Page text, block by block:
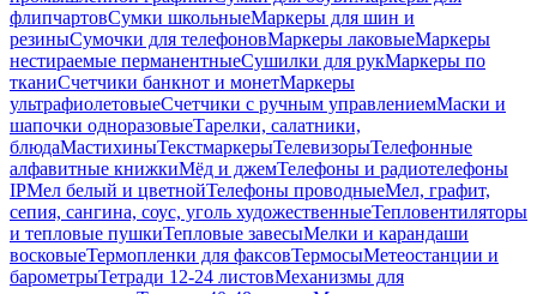
флипчартовСумки школьныеМаркеры для шин и
резиныСумочки для телефоновМаркеры лаковыеМаркеры
нестираемые перманентныеСушилки для рукМаркеры по
тканиСчетчики банкнот и монетМаркеры
ультрафиолетовыеСчетчики с ручным управлениемМаски и
шапочки одноразовыеТарелки, салатники,
блюдаМастихиныТекстмаркерыТелевизорыТелефонные
алфавитные книжкиМёд и джемТелефоны и радиотелефоны
IPМел белый и цветнойТелефоны проводныеМел, графит,
сепия, сангина, соус, уголь художественныеТепловентиляторы
и тепловые пушкиТепловые завесыМелки и карандаши
восковыеТермопленки для факсовТермосыМетеостанции и
барометрыТетради 12-24 листовМеханизмы для